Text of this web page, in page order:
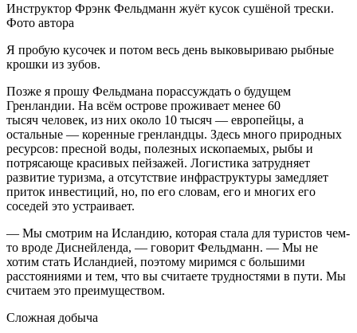
Инструктор Фрэнк Фельдманн жуёт кусок сушёной трески.
Фото автора
Я пробую кусочек и потом весь день выковыриваю рыбные
крошки из зубов.
Позже я прошу Фельдмана порассуждать о будущем
Гренландии. На всём острове проживает менее 60
тысяч человек, из них около 10 тысяч — европейцы, а
остальные — коренные гренландцы. Здесь много природных
ресурсов: пресной воды, полезных ископаемых, рыбы и
потрясающе красивых пейзажей. Логистика затрудняет
развитие туризма, а отсутствие инфраструктуры замедляет
приток инвестиций, но, по его словам, его и многих его
соседей это устраивает.
— Мы смотрим на Исландию, которая стала для туристов чем-
то вроде Диснейленда, — говорит Фельдманн. — Мы не
хотим стать Исландией, поэтому миримся с большими
расстояниями и тем, что вы считаете трудностями в пути. Мы
считаем это преимуществом.
Сложная добыча